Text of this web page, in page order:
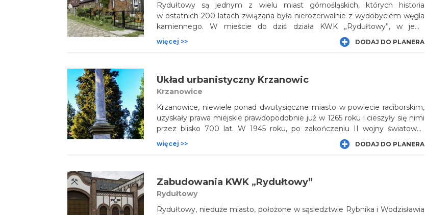
Rydułtowy są jednym z wielu miast górnośląskich, których historia
w ostatnich 200 latach związana była nierozerwalnie z wydobyciem węgla
kamiennego. W mieście do dziś działa KWK „Rydułtowy”, w jego
krajobrazie wciąż są obecne zabytkowe zabudowania kopalniane,
z budynkiem wagi na czele. Do mniej znanych obiektów należą
budynki gospodarcze.
więcej >> DODAJ DO PLANERA
Układ urbanistyczny Krzanowic
Krzanowice
Krzanowice, niewiele ponad dwutysięczne miasto w powiecie raciborskim,
uzyskały prawa miejskie prawdopodobnie już w 1265 roku i cieszyły się nimi
przez blisko 700 lat. W 1945 roku, po zakończeniu II wojny światowej,
władze polskie uznały miejscowość za gminę wiejską. Mieszkańcy
wywalczyli ponownie status miasta w roku 2001, a jednym z ich
więcej >> DODAJ DO PLANERA
Zabudowania KWK „Rydułtowy”
Rydułtowy
Rydułtowy, nieduże miasto, położone w sąsiedztwie Rybnika i Wodzisławia